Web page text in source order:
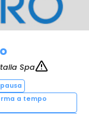
Spa
a tempo